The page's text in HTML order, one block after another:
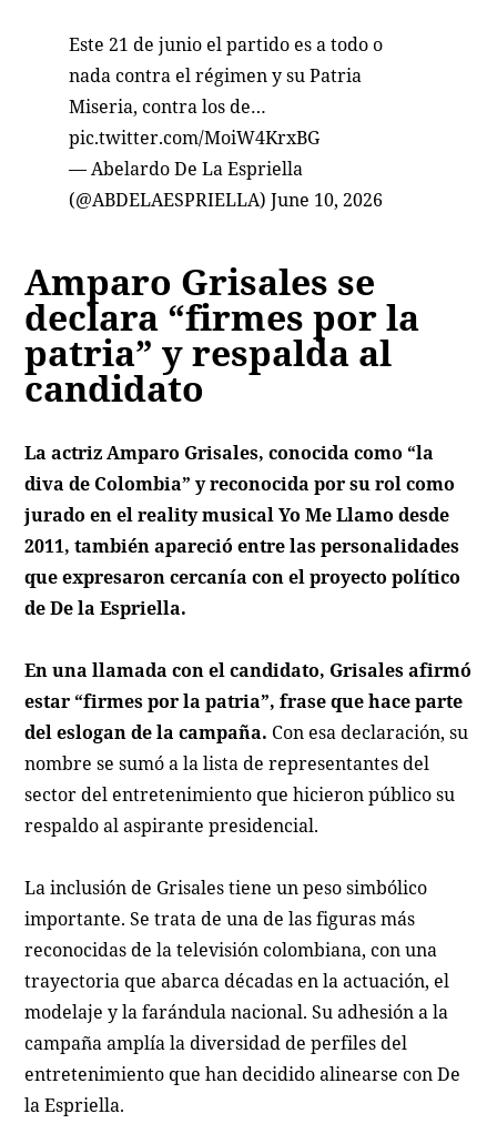
Este 21 de junio el partido es a todo o
nada contra el régimen y su Patria
Miseria, contra los de…
pic.twitter.com/MoiW4KrxBG
— Abelardo De La Espriella
(@ABDELAESPRIELLA)June 10, 2026
Amparo Grisales se
declara “firmes por la
patria” y respalda al
candidato
La actriz Amparo Grisales, conocida como “la
diva de Colombia” y reconocida por su rol como
jurado en el reality musicalYo Me Llamo desde
2011, también apareció entre las personalidades
que expresaron cercanía con el proyecto político
de De la Espriella.
En una llamada con el candidato, Grisales afirmó
estar “firmes por la patria”, frase que hace parte
del eslogan de la campaña. Con esa declaración, su
nombre se sumó a la lista de representantes del
sector del entretenimiento que hicieron público su
respaldo al aspirante presidencial.
La inclusión de Grisales tiene un peso simbólico
importante. Se trata de una de las figuras más
reconocidas de la televisión colombiana, con una
trayectoria que abarca décadas en la actuación, el
modelaje y la farándula nacional. Su adhesión a la
campaña amplía la diversidad de perfiles del
entretenimiento que han decidido alinearse con De
la Espriella.